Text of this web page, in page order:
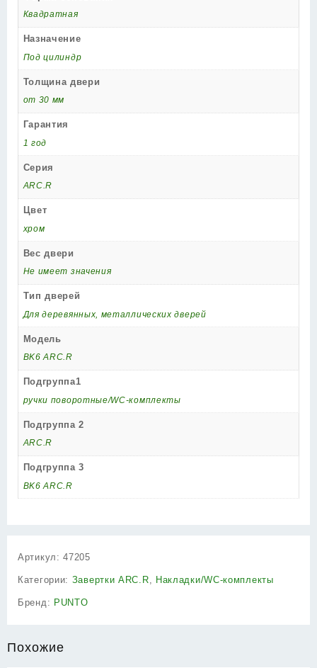
Квадратная
Назначение
Под цилиндр
Толщина двери
от 30 мм
Гарантия
1 год
Серия
ARC.R
Цвет
хром
Вес двери
Не имеет значения
Тип дверей
Для деревянных, металлических дверей
Модель
BK6 ARC.R
Подгруппа1
ручки поворотные/WC-комплекты
Подгруппа 2
ARC.R
Подгруппа 3
BK6 ARC.R
Артикул:47205
Категории: Завертки ARC.R Накладки/WC-комплекты
Бренд: PUNTO
Похожие